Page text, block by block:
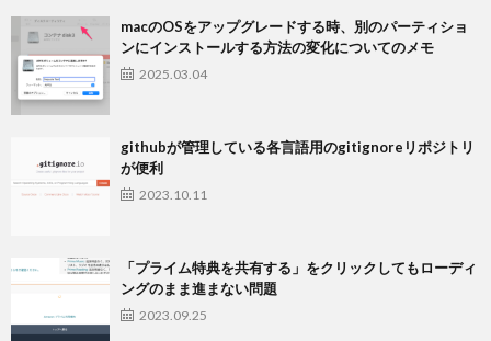
macのOSをアップグレードする時、別のパーティショ
ンにインストールする方法の変化についてのメモ
2025.03.04
githubが管理している各言語用のgitignoreリポジトリ
が便利
2023.10.11
「プライム特典を共有する」をクリックしてもローディ
ングのまま進まない問題
2023.09.25